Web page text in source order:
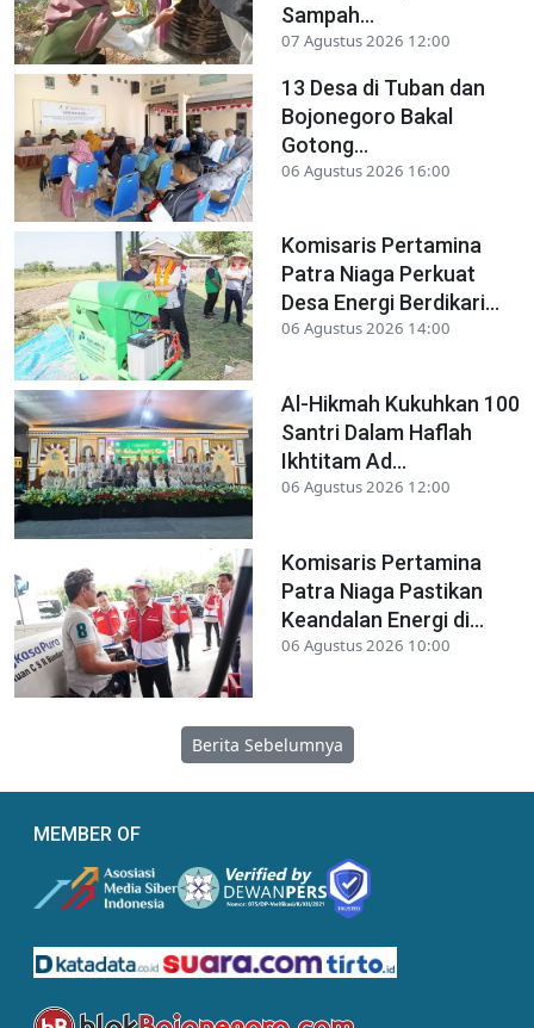
Sampah...
07 Agustus 2026 12:00
13 Desa di Tuban dan
Bojonegoro Bakal
Gotong...
06 Agustus 2026 16:00
Komisaris Pertamina
Patra Niaga Perkuat
Desa Energi Berdikari...
06 Agustus 2026 14:00
Al-Hikmah Kukuhkan 100
Santri Dalam Haflah
Ikhtitam Ad...
06 Agustus 2026 12:00
Komisaris Pertamina
Patra Niaga Pastikan
Keandalan Energi di...
06 Agustus 2026 10:00
Berita Sebelumnya
MEMBER OF